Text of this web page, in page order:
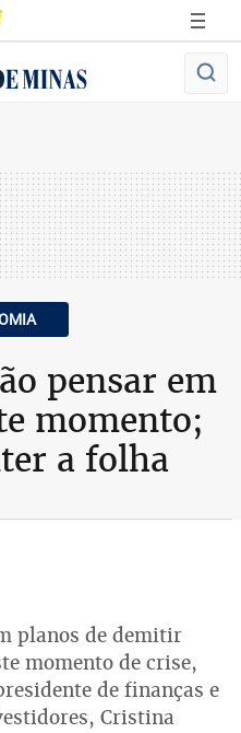
pensar em
momento;
a folha
planos de demitir
momento de crise,
de finanças e
Cristina